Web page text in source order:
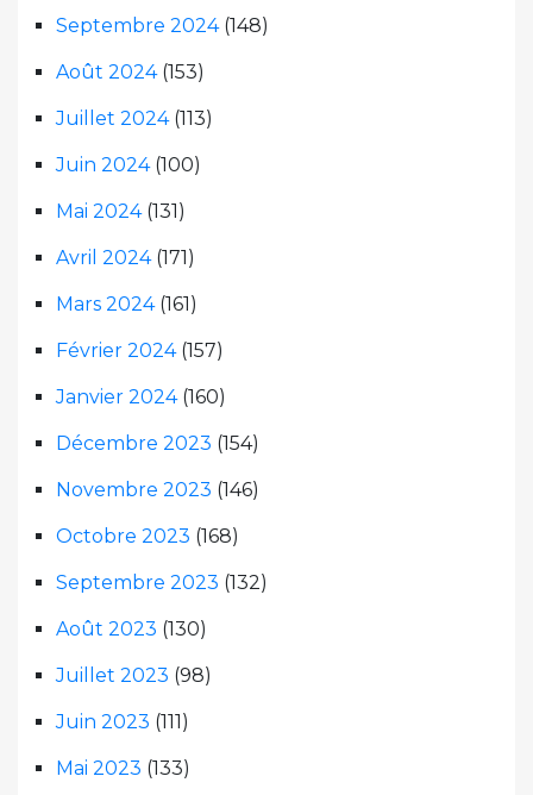
Septembre 2024(148)
Août 2024(153)
Juillet 2024(113)
Juin 2024(100)
Mai 2024(131)
Avril 2024(171)
Mars 2024(161)
Février 2024(157)
Janvier 2024(160)
Décembre 2023 (154)
Novembre 2023 (146)
Octobre 2023 (168)
Septembre 2023 (132)
Août 2023 (130)
Juillet 2023 (98)
Juin 2023 (111)
Mai 2023 (133)